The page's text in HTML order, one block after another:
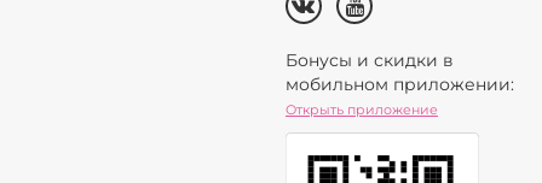
Бонусы и скидки в
мобильном приложении:
Открыть приложение